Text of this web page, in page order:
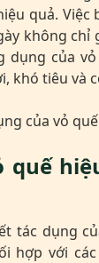
quả. Việc
không chỉ
dụng của
khó tiêu và
quế
tác dụng
hợp với